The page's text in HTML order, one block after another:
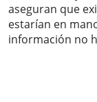
aseguran que
estarían en
información no